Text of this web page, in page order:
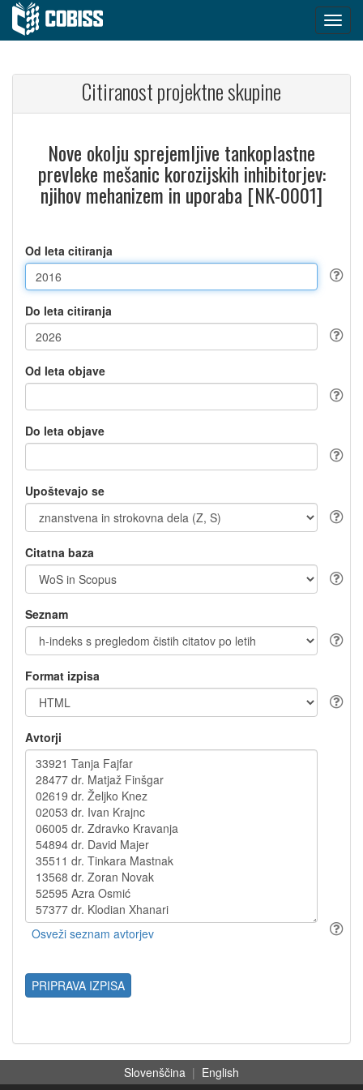
Citiranost projektne skupine
Nove okolju sprejemljive tankoplastne
prevleke mešanic korozijskih inhibitorjev:
njihov mehanizem in uporaba [NK-0001]
Od leta citiranja
Do leta citiranja
Od leta objave
Do leta objave
Upoštevajo se
Citatna baza
Seznam
Format izpisa
Avtorji
PRIPRAVA IZPISA
Slovenščina | English